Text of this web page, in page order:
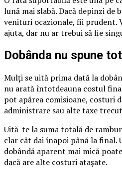
lună mai slabă. Dacă depinzi de
venituri ocazionale, fii prudent.
ajuta, dar nu ar trebui să fie
Dobânda nu spune tot
Mulți se uită prima dată la
nu arată întotdeauna costul
pot apărea comisioane, costuri
administrare sau alte taxe
Uită-te la suma totală de
clar cât dai înapoi până la final.
dobândă aparent mai mică
dacă are alte costuri atașate.